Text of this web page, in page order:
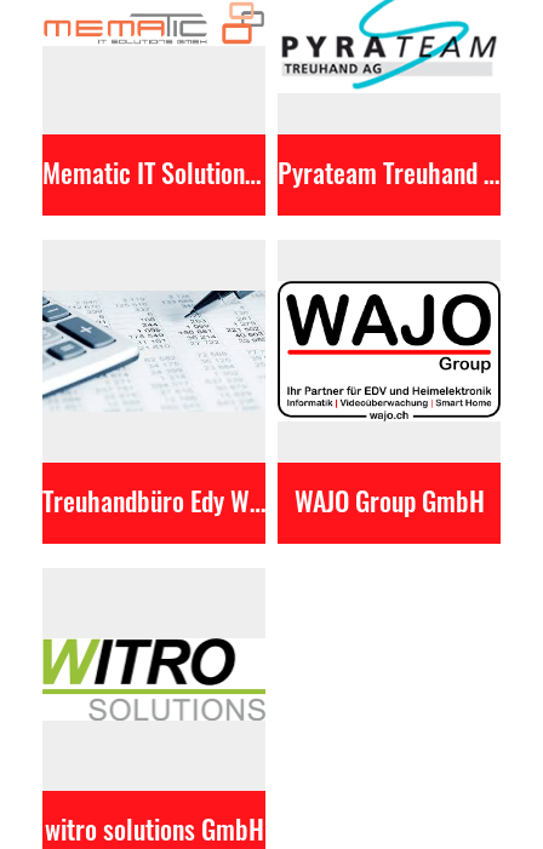
Mematic IT Solutions GmbH Pyrateam Treuhand AG
Treuhandbüro Edy Weber WAJO Group GmbH
witro solutions GmbH